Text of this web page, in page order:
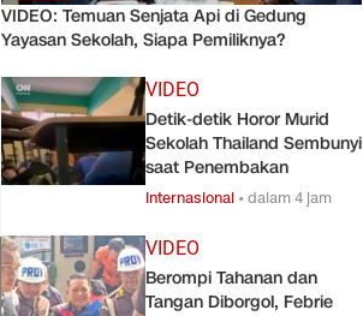
VIDEO: Temuan Senjata Api di Gedung
Yayasan Sekolah, Siapa Pemiliknya?
VIDEO
Detik-detik Horor Murid
Sekolah Thailand Sembunyi
saat Penembakan
Internasional •dalam 4 jam
VIDEO
Berompi Tahanan dan
Tangan Diborgol, Febrie